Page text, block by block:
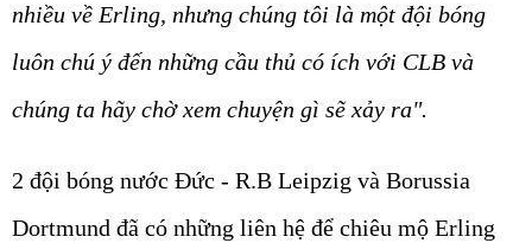
nhiều về Erling, nhưng chúng tôi là một đội bóng
luôn chú ý đến những cầu thủ có ích với CLB và
chúng ta hãy chờ xem chuyện gì sẽ xảy ra".
2 đội bóng nước Đức - R.B Leipzig và Borussia
Dortmund đã có những liên hệ để chiêu mộ Erling